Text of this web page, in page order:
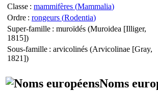
Classe : mammifères (Mammalia)
Ordre : rongeurs (Rodentia)
Super-famille : muroïdés (Muroidea [Illiger,
1815])
Sous-famille : arvicolinés (Arvicolinae [Gray,
1821])
Noms